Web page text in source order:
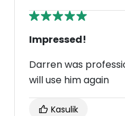
Impressed!
Darren was
will use him again
Kasulik